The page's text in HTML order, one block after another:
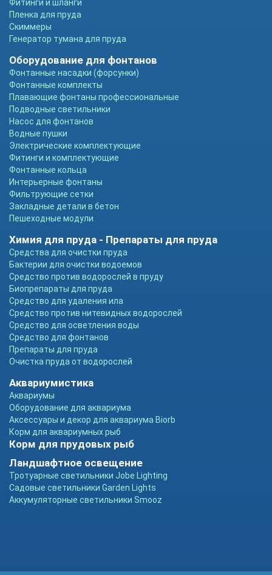
Фитинги и шланги
Пленка для пруда
Скиммеры
Генератор тумана для пруда
Оборудование для фонтанов
Фонтанные насадки (форсунки)
Фонтанные комплекты
Плавающие фонтаны профессиональные
Подводные светильники
Насос для фонтанов
Водные пушки
Электрические комплектующие
Фитинги и комплектующие
Фонтанные кольца
Интерьерные фонтаны
Фильтрующие сетки
Закладные детали в бетон
Пешеходные модули
Химия для пруда - Препараты для пруда
Средства для очистки пруда
Бактерии для очистки водоемов
Средство против водорослей в пруду
Биопрепараты для пруда
Средство для удаления ила
Средство против нитевидных водорослей
Средство для осветления воды
Средство для фонтанов
Препараты для пруда
Очистка пруда от водорослей
Аквариумистика
Аквариумы
Оборудование для аквариума
Аксессуары и декор для аквариума Biorb
Корм для аквариумных рыб
Корм для прудовых рыб
Ландшафтное освещение
Тротуарные светильники Jobe Lighting
Садовые светильники Garden Lights
Аккумуляторные светильники Smooz